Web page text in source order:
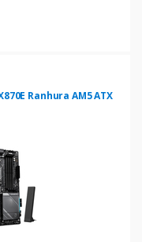
Ranhura AM5 ATX